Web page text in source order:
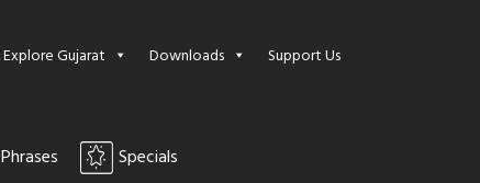
Explore Gujarat Downloads Support Us
Phrases Specials